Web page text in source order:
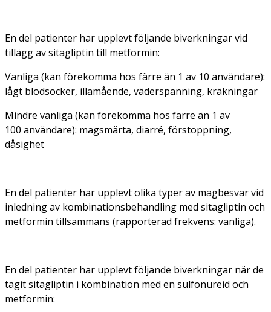
En del patienter har upplevt följande biverkningar vid
tillägg av sitagliptin till metformin:
Vanliga (kan förekomma hos färre än 1 av 10 användare):
lågt blodsocker, illamående, väderspänning, kräkningar
Mindre vanliga (kan förekomma hos färre än 1 av
100 användare): magsmärta, diarré, förstoppning,
dåsighet
En del patienter har upplevt olika typer av magbesvär vid
inledning av kombinationsbehandling med sitagliptin och
metformin tillsammans (rapporterad frekvens: vanliga).
En del patienter har upplevt följande biverkningar när de
tagit sitagliptin i kombination med en sulfonureid och
metformin: